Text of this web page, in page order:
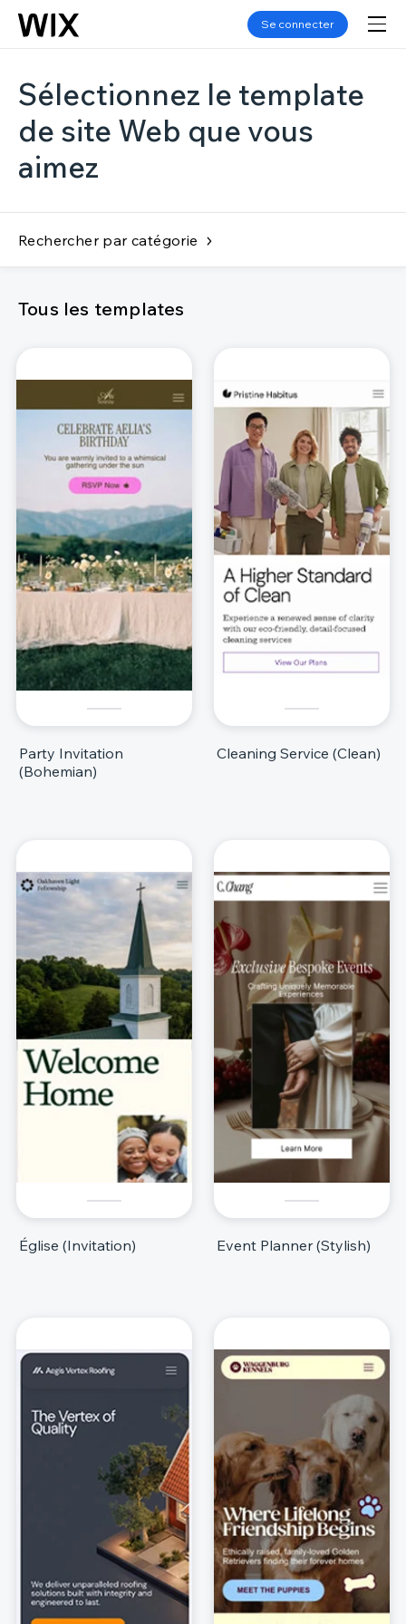
Se connecter
Sélectionnez le template
de site Web que vous
aimez
Rechercher par catégorie
Tous les templates
Party Invitation
(Bohemian)
Cleaning Service (Clean)
Église (Invitation) Event Planner (Stylish)